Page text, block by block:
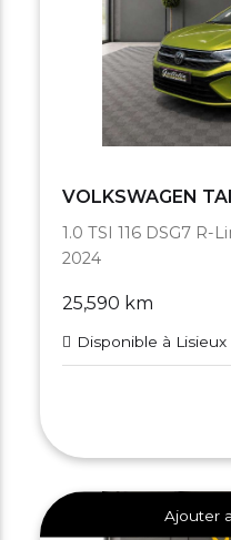
VOLKSWAGEN
1.0 TSI 116 DSG7 R-
2024
25,590 km
Disponible à Lisieux
Ajouter